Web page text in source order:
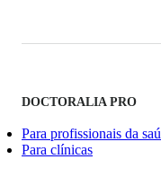
DOCTORALIA PRO
Para profissionais da
Para clínicas